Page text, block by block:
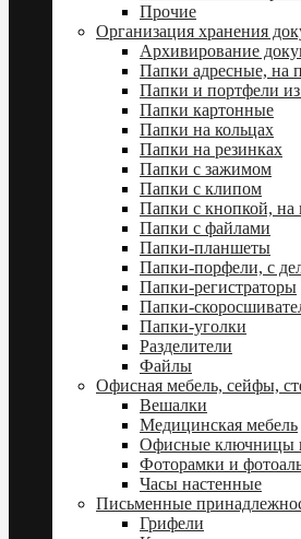
Прочие
Организация хранения
Архивирование
Папки адресные, на
Папки и портфели
Папки картонные
Папки на кольцах
Папки на резинках
Папки с зажимом
Папки с клипом
Папки с кнопкой, на
Папки с файлами
Папки-планшеты
Папки-порфели, с
Папки-регистраторы
Папки-
Папки-уголки
Разделители
Файлы
Офисная мебель, сейфы,
Вешалки
Медицинская мебель
Офисные ключницы
Фоторамки и
Часы настенные
Письменные
Грифели